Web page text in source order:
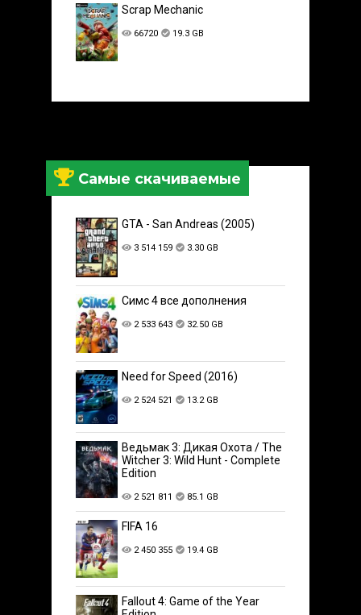
Scrap Mechanic
66720 19.3 GB
Самые скачиваемые
GTA - San Andreas (2005)
3 514 159 3.30 GB
Симс 4 все дополнения
2 533 643 32.50 GB
Need for Speed (2016)
2 524 521 13.2 GB
Ведьмак 3: Дикая Охота / The
Witcher 3: Wild Hunt - Complete
Edition
2 521 811 85.1 GB
FIFA 16
2 450 355 19.4 GB
Fallout 4: Game of the Year